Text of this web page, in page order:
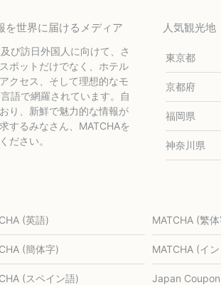
世界に届けるメディア
び訪日外国人に向けて、さ
ポットだけでなく、ホテル
クセス、そして理想的なモ
語で網羅されています。自
り、新鮮で魅力的な情報が
するみなさん、MATCHAを
ださい。
人気観光地
東京都
京都府
福岡県
神奈川県
(英語) MATCHA (繁
(簡体字) MATCHA (イ
(スペイン語) Japan